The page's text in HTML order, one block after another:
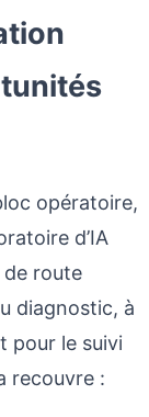
opératoire,
d’IA
route
diagnostic, à
pour le suivi
recouvre :